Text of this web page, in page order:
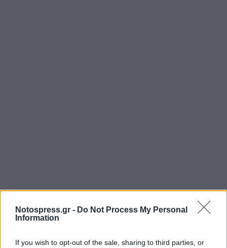
Notospress.gr - Do Not Process My Personal
Information
If you wish to opt-out of the sale, sharing to third parties, or